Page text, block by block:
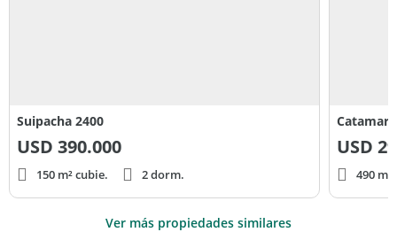
Suipacha 2400
USD 390.000
150 m² cubie. 2 dorm.
USD
490
Ver más propiedades similares